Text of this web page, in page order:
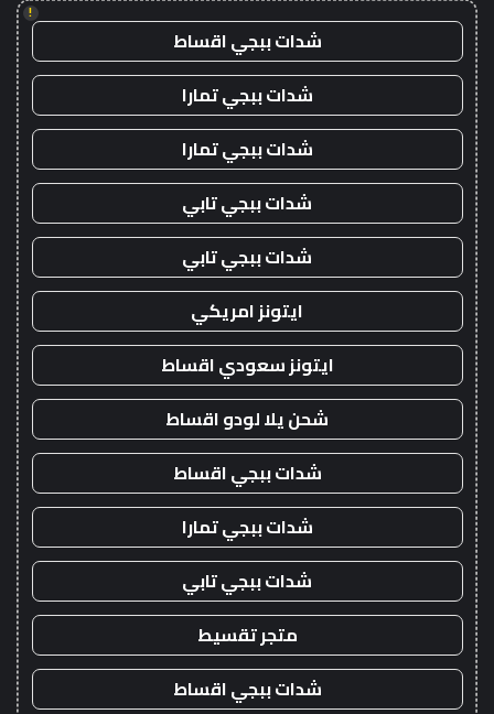
!
شدات ببجي اقساط
شدات ببجي تمارا
شدات ببجي تمارا
شدات ببجي تابي
شدات ببجي تابي
ايتونز امريكي
ايتونز سعودي اقساط
شحن يلا لودو اقساط
شدات ببجي اقساط
شدات ببجي تمارا
شدات ببجي تابي
متجر تقسيط
شدات ببجي اقساط